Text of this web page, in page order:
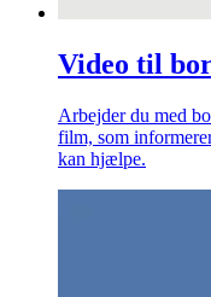
Video til
Arbejder du med
film, som
kan hjælpe.